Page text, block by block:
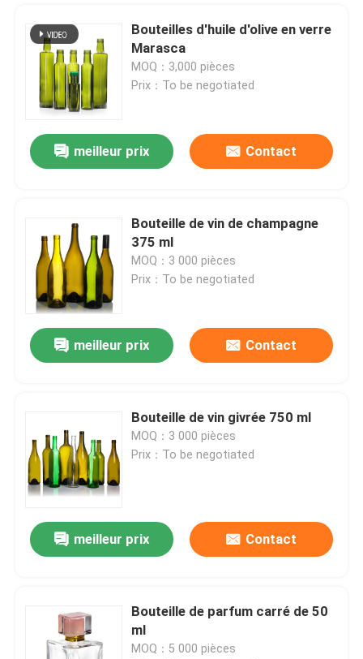
Aperçu
A propos de nous
Visite d'usine
Contrôle de la qualité
Demande de soumission
Bouteilles en verre
Coupe en verre
Bouteilles d'huile d'olive en verre
Marasca
MOQ：3,000 pièces
Prix：To be negotiated
meilleur prix Contact
Bouteille de vin de champagne
375 ml
MOQ：3 000 pièces
Prix：To be negotiated
meilleur prix Contact
Bouteille de vin givrée 750 ml
MOQ：3 000 pièces
Prix：To be negotiated
meilleur prix Contact
Bouteille de parfum carré de 50
ml
MOQ：5 000 pièces